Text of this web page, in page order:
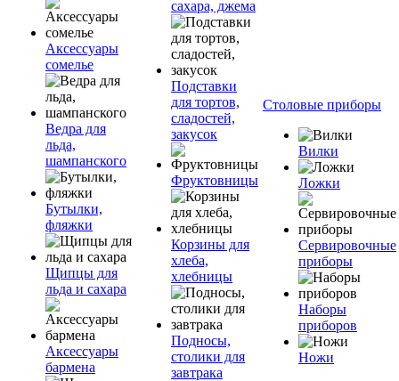
Аксессуары
сомелье
Ведра для
льда,
шампанского
Бутылки,
фляжки
Щипцы для
льда и сахара
Аксессуары
бармена
сахара, джема
Подставки
для тортов,
сладостей,
закусок
Фруктовницы
Корзины для
хлеба,
хлебницы
Подносы,
столики для
завтрака
Столовые приборы
Вилки
Ложки
Сервировочные
приборы
Наборы
приборов
Ножи